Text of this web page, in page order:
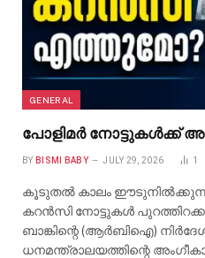
GENERAL
പോളിമർ നോട്ടുകൾക്ക്
BY BISMI BABY JULY 29, 2026 1
കൂടുതൽ കാലം ഈടുനിൽക്കുന്ന
കറൻസി നോട്ടുകൾ
ബാങ്കിന്റെ (ആർബിഐ)
ധനമന്ത്രാലയത്തിന്റെ